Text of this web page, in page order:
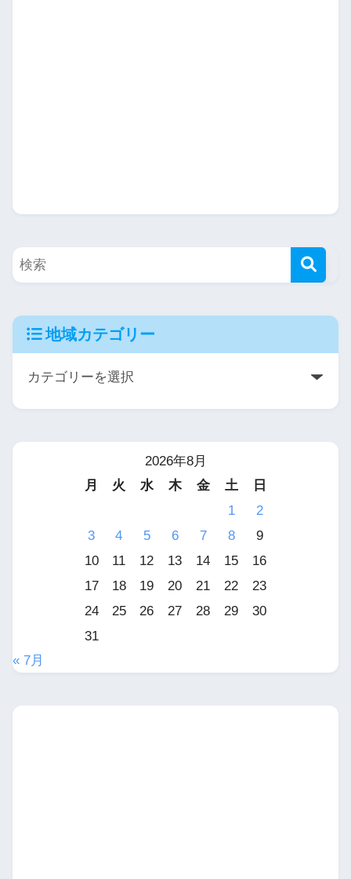
地域カテゴリー
2026年8月
月
火 水 木 金 土
日
1
2
3
4 5 6 7 8
9
10
11 12 13 14 15
16
17
18 19 20 21 22
23
24
25 26 27 28 29
30
31
« 7月